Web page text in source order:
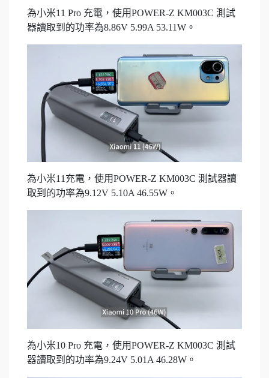
為小米11 Pro 充電，使用POWER-Z KM003C 測試
器讀取到的功率為8.86V 5.99A 53.11W。
為小米11充電，使用POWER-Z KM003C 測試器讀
取到的功率為9.12V 5.10A 46.55W。
為小米10 Pro 充電，使用POWER-Z KM003C 測試
器讀取到的功率為9.24V 5.01A 46.28W。